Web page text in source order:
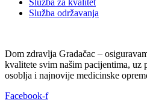
Služba održavanja
Dom zdravlja Gradačac –
kvalitete svim našim pacijentima, uz
osoblja i najnovije medicinske
Facebook-f